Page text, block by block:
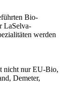
Bio-
LaSelva-
werden
nicht nur EU-Bio,
Demeter,